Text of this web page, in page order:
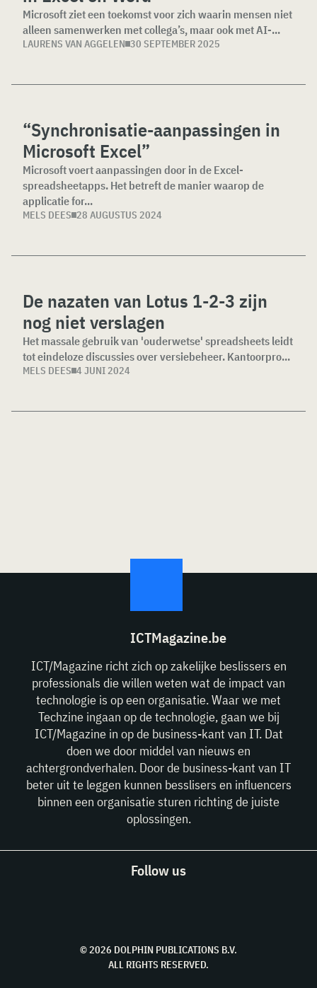
Microsoft ziet een toekomst voor zich waarin mensen niet
alleen samenwerken met collega’s, maar ook met AI-...
LAURENS VAN AGGELEN 30 SEPTEMBER 2025
“Synchronisatie-aanpassingen in
Microsoft Excel”
Microsoft voert aanpassingen door in de Excel-
spreadsheetapps. Het betreft de manier waarop de
applicatie for...
MELS DEES 28 AUGUSTUS 2024
De nazaten van Lotus 1-2-3 zijn
nog niet verslagen
Het massale gebruik van 'ouderwetse' spreadsheets leidt
tot eindeloze discussies over versiebeheer. Kantoorpro...
MELS DEES 4 JUNI 2024
ICTMagazine.be
ICT/Magazine richt zich op zakelijke beslissers en
professionals die willen weten wat de impact van
technologie is op een organisatie. Waar we met
Techzine ingaan op de technologie, gaan we bij
ICT/Magazine in op de business-kant van IT. Dat
doen we door middel van nieuws en
achtergrondverhalen. Door de business-kant van IT
beter uit te leggen kunnen besslisers en influencers
binnen een organisatie sturen richting de juiste
oplossingen.
Follow us
© 2026 DOLPHIN PUBLICATIONS B.V.
ALL RIGHTS RESERVED.